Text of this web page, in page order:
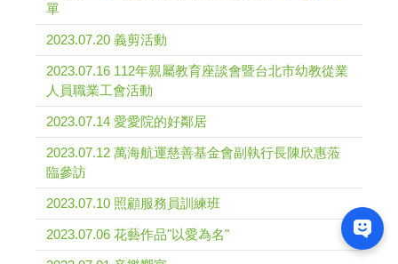
單
2023.07.20 義剪活動
2023.07.16 112年親屬教育座談會暨台北市幼教從業
人員職業工會活動
2023.07.14 愛愛院的好鄰居
2023.07.12 萬海航運慈善基金會副執行長陳欣惠蒞
臨參訪
2023.07.10 照顧服務員訓練班
2023.07.06 花藝作品"以愛為名"